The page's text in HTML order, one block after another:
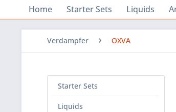
Home Starter Sets Liquids
Verdampfer OXVA
Starter Sets
Liquids